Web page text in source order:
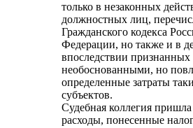
только в незаконных
должностных лиц,
Гражданского кодекса
Федерации, но также и в
впоследствии признанных
необоснованными, но
определенные затраты
субъектов.
Судебная коллегия
расходы, понесенные